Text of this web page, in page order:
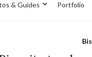
& Guides Portfolio